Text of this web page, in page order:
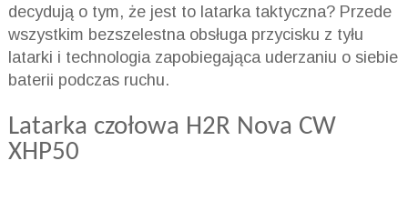
decydują o tym, że jest to latarka taktyczna? Przede
wszystkim bezszelestna obsługa przycisku z tyłu
latarki i technologia zapobiegająca uderzaniu o siebie
baterii podczas ruchu.
Latarka czołowa H2R Nova CW
XHP50